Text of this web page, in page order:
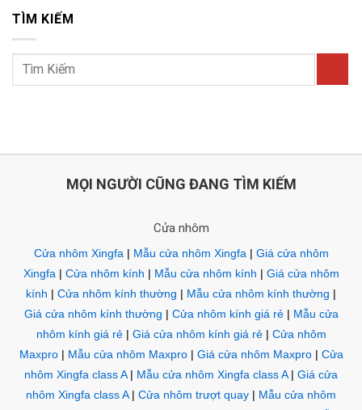
TÌM KIẾM
MỌI NGƯỜI CŨNG ĐANG TÌM KIẾM
Cửa nhôm
Cửa nhôm Xingfa | Mẫu cửa nhôm Xingfa | Giá cửa nhôm
Xingfa | Cửa nhôm kính | Mẫu cửa nhôm kính | Giá cửa nhôm
kính | Cửa nhôm kính thường | Mẫu cửa nhôm kính thường |
Giá cửa nhôm kính thường | Cửa nhôm kính giá rẻ| Mẫu cửa
nhôm kính giá rẻ| Giá cửa nhôm kính giá rẻ| Cửa nhôm
Maxpro| Mẫu cửa nhôm Maxpro| Giá cửa nhôm Maxpro| Cửa
nhôm Xingfa class A| Mẫu cửa nhôm Xingfa class A| Giá cửa
nhôm Xingfa class A| Cửa nhôm trượt quay | Mẫu cửa nhôm